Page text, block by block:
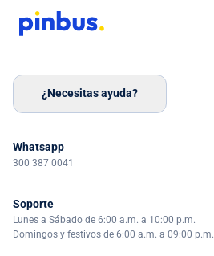
¿Necesitas ayuda?
Whatsapp
300 387 0041
Soporte
Lunes a Sábado de 6:00 a.m. a 10:00 p.m.
Domingos y festivos de 6:00 a.m. a 09:00 p.m.